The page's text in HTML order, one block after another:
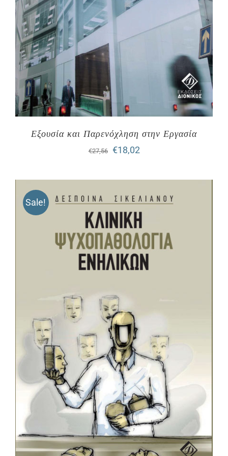
Εξουσία και Παρενόχληση στην Εργασία
€27,56
Original
€27,56.
€18,02Η
είναι:
€18,02.
Sale!